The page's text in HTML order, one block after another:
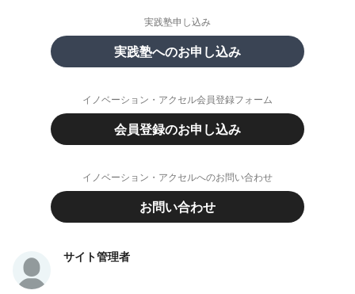
実践塾申し込み
実践塾へのお申し込み
イノベーション・アクセル会員登録フォーム
会員登録のお申し込み
イノベーション・アクセルへのお問い合わせ
お問い合わせ
サイト管理者